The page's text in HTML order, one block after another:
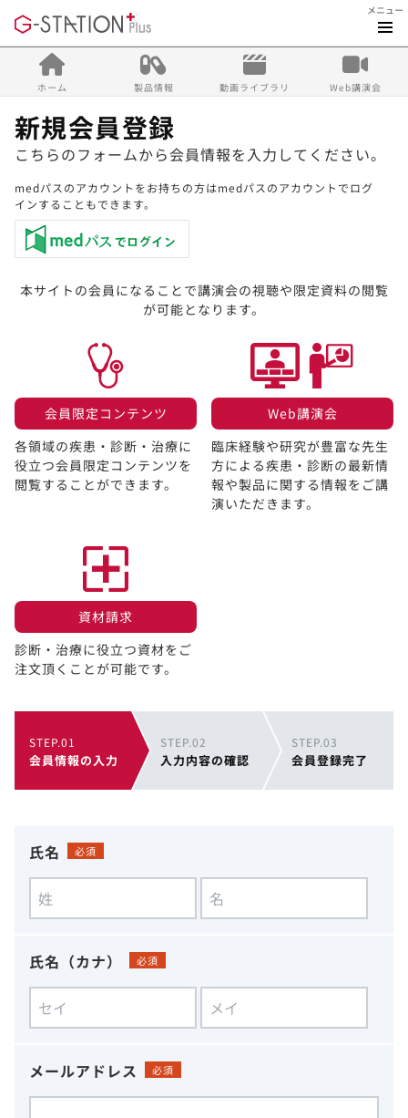
メニュー
ホーム 製品情報 動画ライブラリ Web講演会
新規会員登録
こちらのフォームから会員情報を入力してください。
medパスのアカウントをお持ちの方はmedパスのアカウントでログ
インすることもできます。
本サイトの会員になることで講演会の視聴や限定資料の閲覧
が可能となります。
会員限定コンテンツ​
各領域の疾患・診断・治療に
役立つ会員限定コンテンツを
閲覧することができます。​
Web講演会​
臨床経験や研究が豊富な先生
方による疾患・診断の最新情
報や製品に関する情報をご講
演いただきます。
資材請求​
診断・治療に役立つ資材をご
注文頂くことが可能です。
STEP.01
会員情報の入力
STEP.02
入力内容の確認
STEP.03
会員登録完了
氏名 必須
氏名（カナ） 必須
メールアドレス 必須